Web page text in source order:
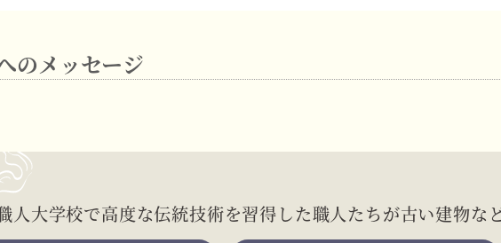
のメッセージ
人大学校で高度な伝統技術を習得した職人たちが古い建物な